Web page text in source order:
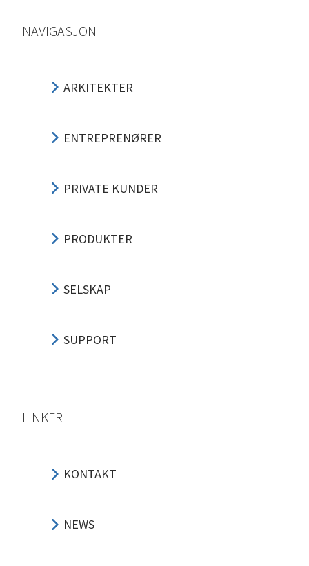
NAVIGASJON
ARKITEKTER
ENTREPRENØRER
PRIVATE KUNDER
PRODUKTER
SELSKAP
SUPPORT
LINKER
KONTAKT
NEWS